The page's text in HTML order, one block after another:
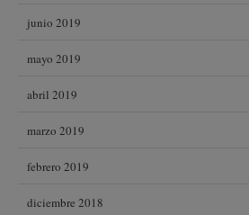
junio 2019
mayo 2019
abril 2019
marzo 2019
febrero 2019
diciembre 2018